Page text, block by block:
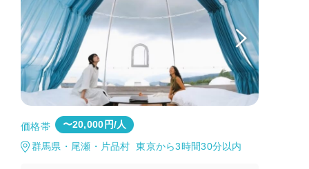
価格帯 〜20,000円/人
群馬県・尾瀬・片品村 東京から3時間30分以内